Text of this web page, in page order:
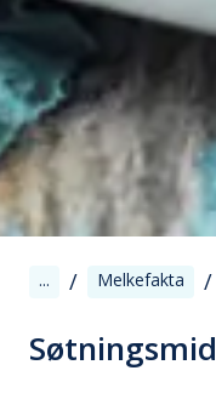
... / Melkefakta /